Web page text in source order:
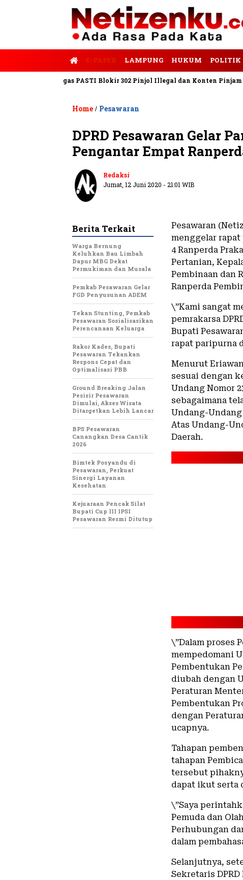
E-PAPER LAMPUNG HUKUM POLITIK
Satgas PASTI Blokir 302 Pinjol Illegal dan Konten Pinjam
Home / Pesawaran
DPRD Pesawaran Gelar
Pengantar Empat
Redaksi
Jumat, 12 Juni 2020 - 21:01 WIB
Pesawaran
menggelar
4 Ranperda
Pertanian,
Pembinaan dan
Ranperda
\”Kami sangat
pemrakarsa
Bupati
rapat paripurna
Menurut
sesuai dengan
Undang Nomor
sebagaimana
Undang-Undang
Atas Undang-
Daerah.
\”Dalam proses
mempedomani
Pembentukan
diubah dengan
Peraturan
Pembentukan
dengan
ucapnya.
Tahapan
tahapan
tersebut
dapat ikut serta
\”Saya
Pemuda dan
Perhubungan
dalam
Selanjutnya,
Sekretaris
Berita Terkait
Warga Bernung
Keluhkan Bau Limbah
Dapur MBG Dekat
Permukiman dan Musala
Pemkab Pesawaran Gelar
FGD Penyusunan ADEM
Tekan Stunting, Pemkab
Pesawaran Sosialisasikan
Perencanaan Keluarga
Rakor Kades, Bupati
Pesawaran Tekankan
Respons Cepat dan
Optimalisasi PBB
Ground Breaking Jalan
Pesisir Pesawaran
Dimulai, Akses Wisata
Ditargetkan Lebih Lancar
BPS Pesawaran
Canangkan Desa Cantik
2026
Bimtek Posyandu di
Pesawaran, Perkuat
Sinergi Layanan
Kesehatan
Kejuaraan Pencak Silat
Bupati Cup III IPSI
Pesawaran Resmi Ditutup